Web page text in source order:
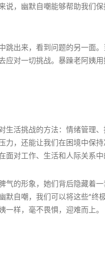
说，幽默自嘲能够帮助我们
跳出来，看到问题的另一面
应对一切挑战。暴躁老阿姨
生活挑战的方法：情绪管理
力，还能让我们在困境中保
对工作、生活和人际关系中
的形象，她们背后隐藏着一
自嘲，我们可以将这些“终
样，毫不畏惧，迎难而上。